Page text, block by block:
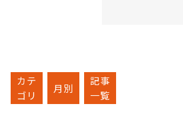
カテ
ゴリ
月別
記事
一覧